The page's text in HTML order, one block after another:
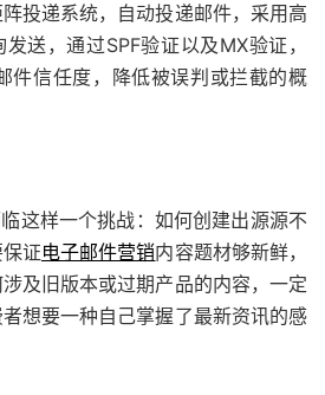
投递系统，自动投递邮件，采用高
送，通过SPF验证以及MX验证，
件信任度，降低被误判或拦截的概
这样一个挑战：如何创建出源源不
证电子邮件营销内容题材够新鲜，
及旧版本或过期产品的内容，一定
想要一种自己掌握了最新资讯的感